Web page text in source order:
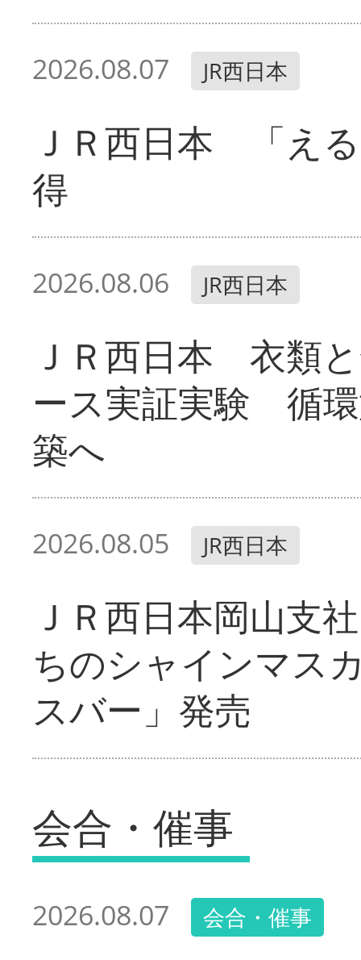
2026.08.07 JR西日本
ＪＲ西日本 「え
得
2026.08.06 JR西日本
ＪＲ西日本 衣類
ース実証実験 循
築へ
2026.08.05 JR西日本
ＪＲ西日本岡山支
ちのシャインマス
スバー」発売
会合・催事
2026.08.07 会合・催事